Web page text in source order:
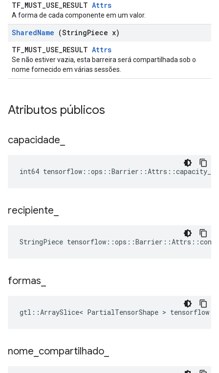
TF_MUST_USE_RESULT Attrs
A forma de cada componente em um valor.
SharedName (StringPiece x)
TF_MUST_USE_RESULT Attrs
Se não estiver vazia, esta barreira será compartilhada sob o
nome fornecido em várias sessões.
Atributos públicos
capacidade
int64 tensorflow::ops::Barrier::Attrs::capacity_
recipiente
StringPiece
formas
gtl::ArraySlice< PartialTensorShape >
nome compartilhado